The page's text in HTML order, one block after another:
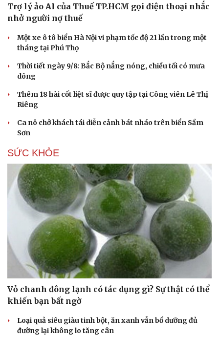
Trợ lý ảo AI của Thuế TP.HCM gọi điện thoại nhắc
nhở người nợ thuế
Một xe ô tô biển Hà Nội vi phạm tốc độ 21 lần trong một
tháng tại Phú Thọ
Thời tiết ngày 9/8: Bắc Bộ nắng nóng, chiều tối có mưa
dông
Thêm 18 hài cốt liệt sĩ được quy tập tại Công viên Lê Thị
Riêng
Ca nô chở khách tái diễn cảnh bát nháo trên biển Sầm
Sơn
SỨC KHỎE
Vỏ chanh đông lạnh có tác dụng gì? Sự thật có thể
khiến bạn bất ngờ
Loại quả siêu giàu tinh bột, ăn xanh vẫn bổ dưỡng đủ
đường lại không lo tăng cân